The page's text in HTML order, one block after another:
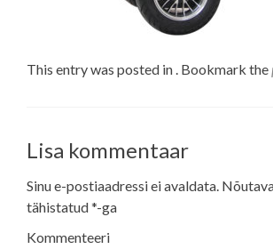
This entry was posted in . Bookmark the
Lisa kommentaar
Sinu e-postiaadressi ei avaldata.
tähistatud*-ga
Kommenteeri